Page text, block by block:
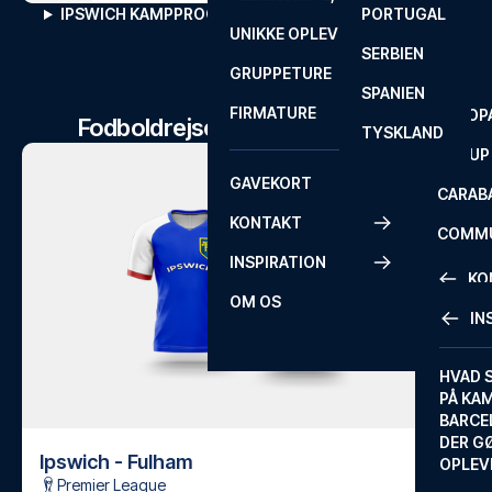
FA CUP
ROM
SEVILLA
PORTUGAL
SERBIEN
SPANIEN
TYSKLAND
UNIKKE OPLEVELSER
GRUPPETURE
FIRMATURE
GAVEKORT
KONTAKT
FAQ
INSPIRATION
HVAD
PÅ
DER
OM OS
IPSWICH KAMPPROGRAM
Fodboldrejser til Ipswich kampe
Ipswich - Fulham
Premier League